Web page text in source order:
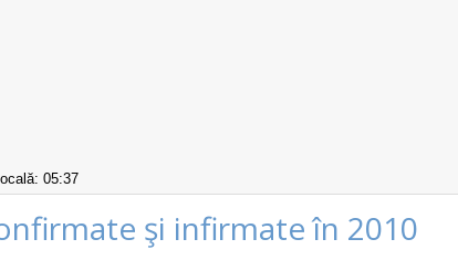
05:37
şi infirmate în 2010